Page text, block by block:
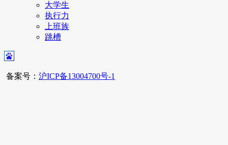
大学生
执行力
上班族
跳槽
备案号： 沪ICP备13004700号-1